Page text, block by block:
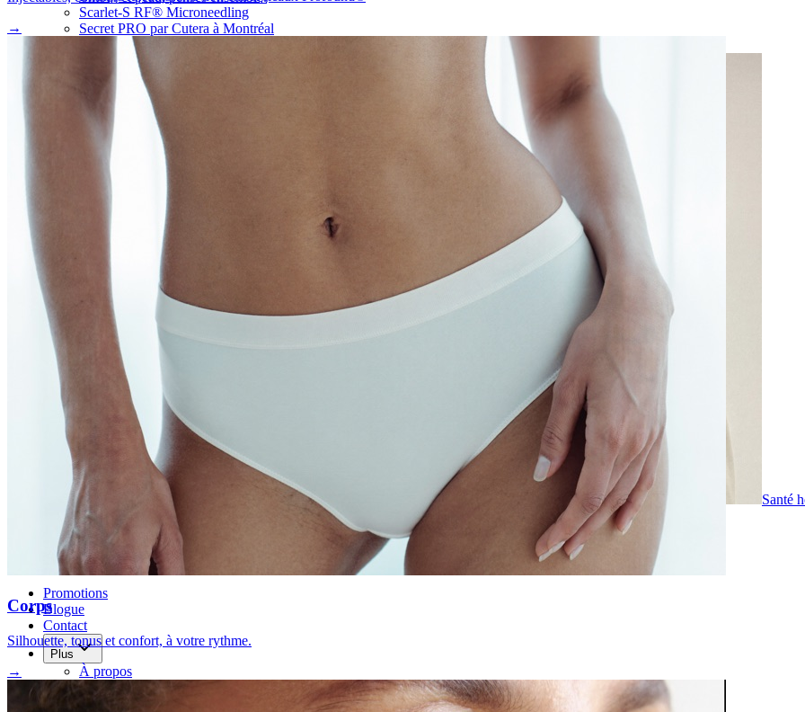
Scarlet-S RF® Microneedling
Secret PRO par Cutera à Montréal
Sofwave Montreal Traitment Raffermissement de la peau
Santé
Traitement Emsella pour l’incontinence à Montréal
Voir tous les traitements →
Les traitements estompés ne sont pas offerts à Monkland
Promotions
Blogue
Contact
Plus
À propos
Adhésions
Cartes-cadeaux
→
Corps
Silhouette, tonus et confort, à votre rythme.
→